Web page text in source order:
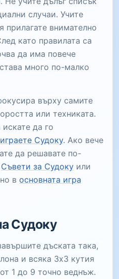
случаи. Учите
прилагате внимателно
като правилата са
да има повече
много по-малко
върху самите
или техниката.
да го
Судоку. Ако вече
да решавате по-
Съвети за Судоку или
в основната игра
Судоку
дъската така,
и всяка 3x3 кутия
1 до 9 точно веднъж.